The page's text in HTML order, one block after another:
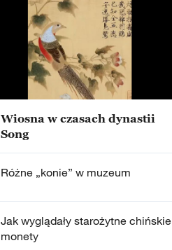
Wiosna w czasach dynastii
Song
Różne „konie” w muzeum
Jak wyglądały starożytne chińskie
monety